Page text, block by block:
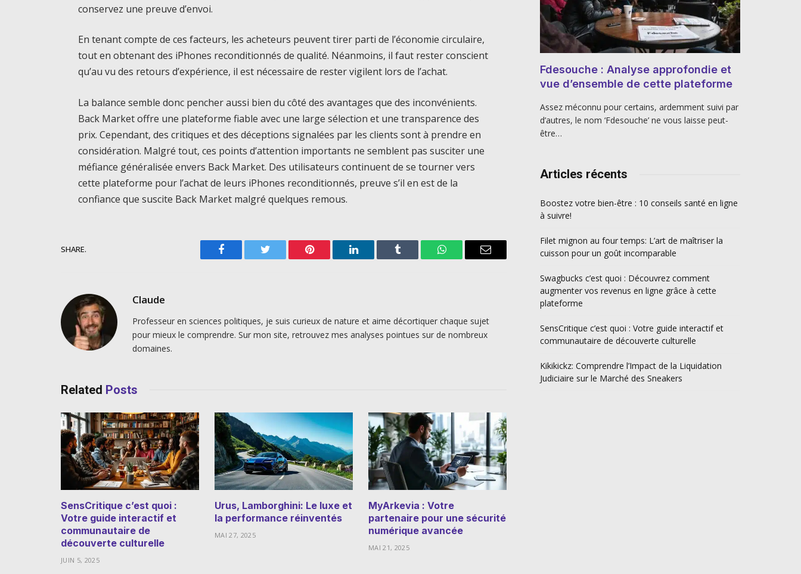
conservez une preuve d’envoi.
En tenant compte de ces facteurs, les acheteurs peuvent tirer parti de l’économie circulaire,
tout en obtenant des iPhones reconditionnés de qualité. Néanmoins, il faut rester conscient
qu’au vu des retours d’expérience, il est nécessaire de rester vigilent lors de l’achat.
La balance semble donc pencher aussi bien du côté des avantages que des inconvénients.
Back Market offre une plateforme fiable avec une large sélection et une transparence des
prix. Cependant, des critiques et des déceptions signalées par les clients sont à prendre en
considération. Malgré tout, ces points d’attention importants ne semblent pas susciter une
méfiance généralisée envers Back Market. Des utilisateurs continuent de se tourner vers
cette plateforme pour l’achat de leurs iPhones reconditionnés, preuve s’il en est de la
confiance que suscite Back Market malgré quelques remous.
SHARE.
Facebook Twitter Pinterest LinkedIn Tumblr WhatsAppEmail
Claude
Professeur en sciences politiques, je suis curieux de nature et aime décortiquer chaque sujet
pour mieux le comprendre. Sur mon site, retrouvez mes analyses pointues sur de nombreux
domaines.
Related Posts
SensCritique c’est quoi :
Votre guide interactif et
communautaire de
découverte culturelle
JUIN 5, 2025
Urus, Lamborghini: Le luxe et
la performance réinventés
MAI 27, 2025
MyArkevia : Votre
partenaire pour une sécurité
numérique avancée
MAI 21, 2025
Fdesouche : Analyse approfondie et
vue d’ensemble de cette plateforme
Assez méconnu pour certains, ardemment suivi par
d’autres, le nom ‘Fdesouche’ ne vous laisse peut-
être…
Articles récents
Boostez votre bien-être : 10 conseils santé en ligne
à suivre!
Filet mignon au four temps: L’art de maîtriser la
cuisson pour un goût incomparable
Swagbucks c’est quoi : Découvrez comment
augmenter vos revenus en ligne grâce à cette
plateforme
SensCritique c’est quoi : Votre guide interactif et
communautaire de découverte culturelle
Kikikickz: Comprendre l’Impact de la Liquidation
Judiciaire sur le Marché des Sneakers